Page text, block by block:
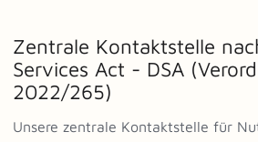
Zentrale Kontaktstelle
Services Act - DSA
2022/265)
Unsere zentrale Kontaktstelle für